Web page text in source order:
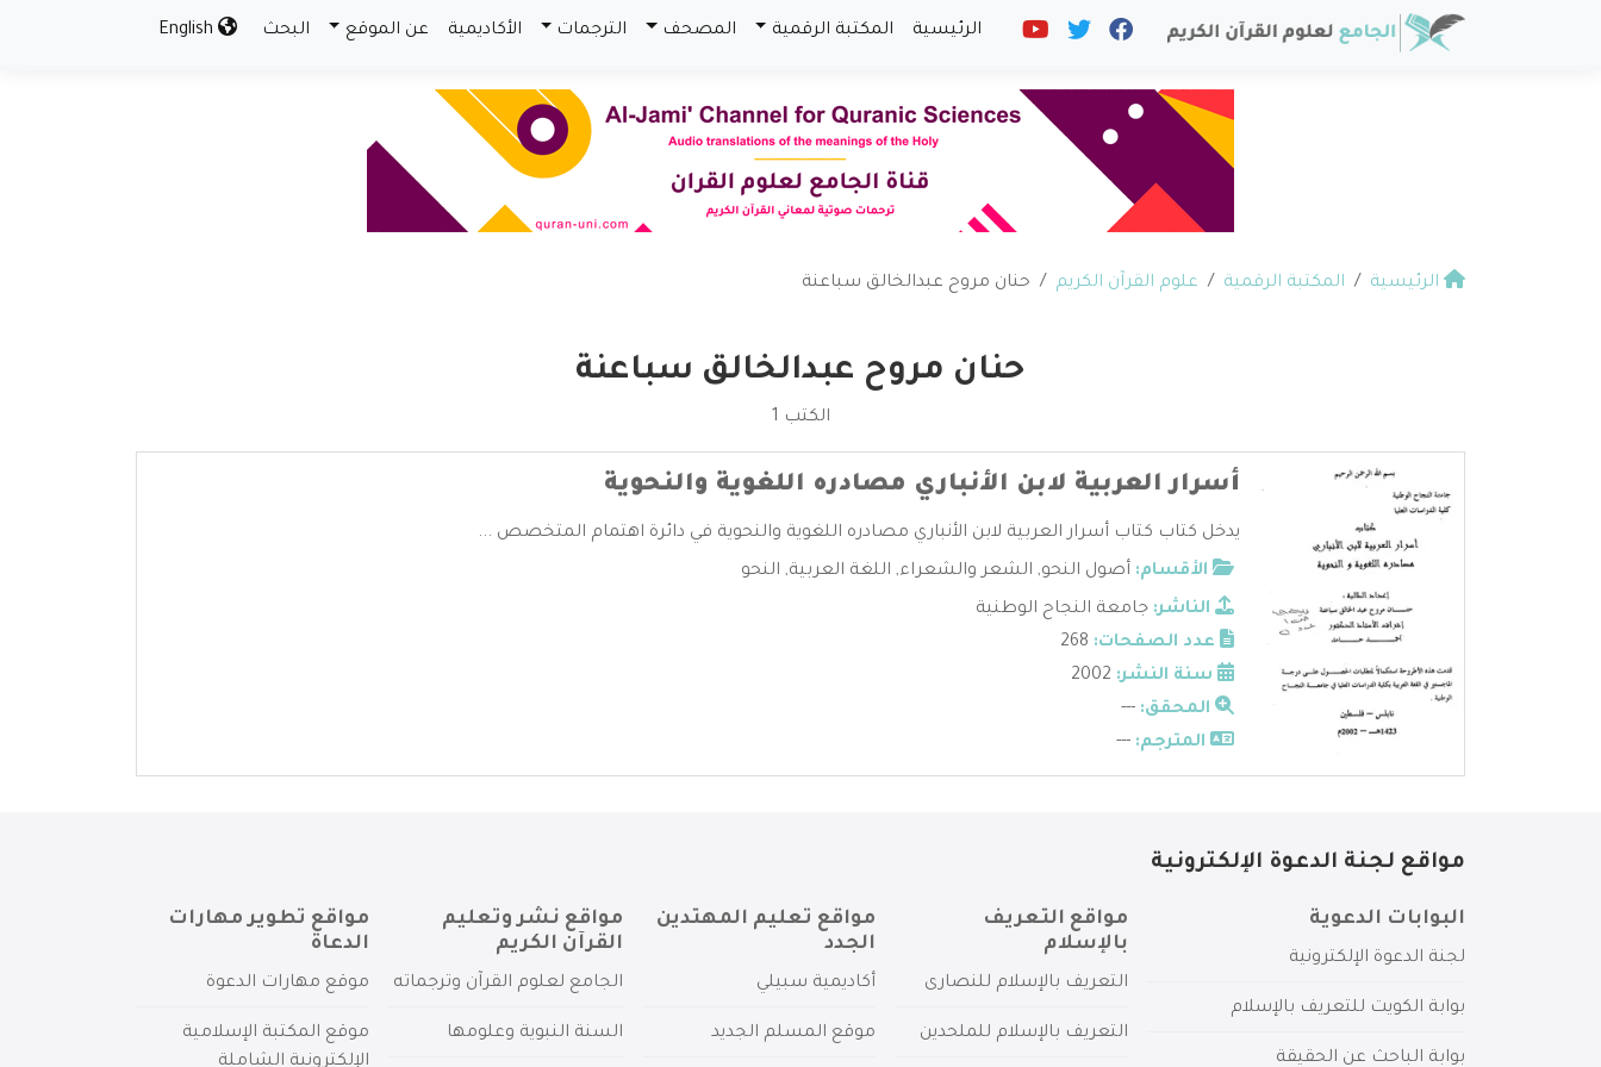
الرئيسية المكتبة الرقمية المصحف الترجمات الأكاديمية عن الموقع البحث
الرئيسية المكتبة الرقمية علوم القرآن الكريم حنان مروح عبدالخالق سباعنة
حنان مروح عبدالخالق سباعنة
الكتب 1
أسرار العربية لابن الأنباري مصادره اللغوية والنحوية
يدخل كتاب كتاب أسرار العربية لابن الأنباري مصادره اللغوية والنحوية في دائرة اهتمام المتخصص ...
الأقسام: أصول النحو, الشعر والشعراء, اللغة العربية, النحو
الناشر: جامعة النجاح الوطنية
عدد الصفحات:
سنة النشر:
المحقق: ---
المترجم: ---
مواقع لجنة الدعوة الإلكترونية
البوابات الدعوية
لجنة الدعوة الإلكترونية
بوابة الكويت للتعريف بالإسلام
بوابة الباحث عن الحقيقة
مواقع التعريف
بالإسلام
التعريف بالإسلام للنصارى
التعريف بالإسلام للملحدين
مواقع تعليم المهتدين
الجدد
أكاديمية سبيلي
موقع المسلم الجديد
مواقع نشر وتعليم
القرآن الكريم
الجامع لعلوم القرآن وترجماته
السنة النبوية وعلومها
مواقع تطوير مهارات
الدعاة
موقع مهارات الدعوة
موقع المكتبة الإسلامية
الإلكترونية الشاملة